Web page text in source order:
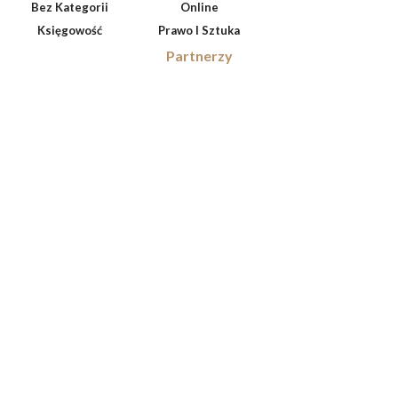
Bez Kategorii
Księgowość
Online
Prawo I Sztuka
Partnerzy